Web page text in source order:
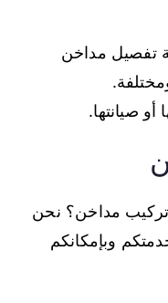
تفصيل مداخن
أو صيانتها.
مداخن؟ نحن
وبإمكانكم